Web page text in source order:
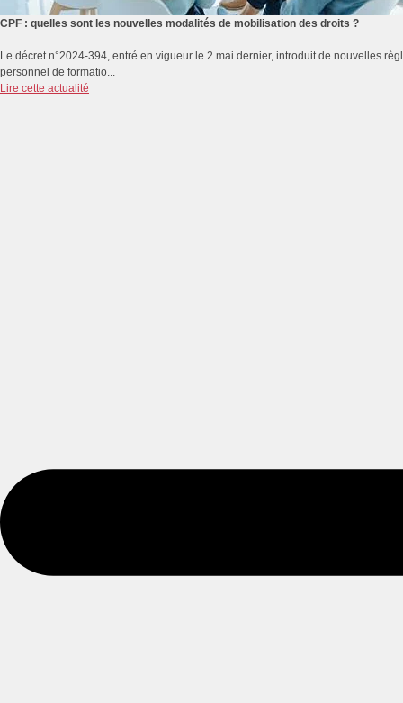
CPF : quelles sont les nouvelles modalités de mobilisation des droits ?
Le décret n°2024-394, entré en vigueur le 2 mai dernier, introduit de nouvelles
personnel de formatio...
Lire cette actualité